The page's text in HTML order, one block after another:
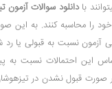
با
را محاسبه کنند. به این
آزمون نسبت به قبولی یا رد
این احتمالات نسبت به
صورت قبول نشدن در